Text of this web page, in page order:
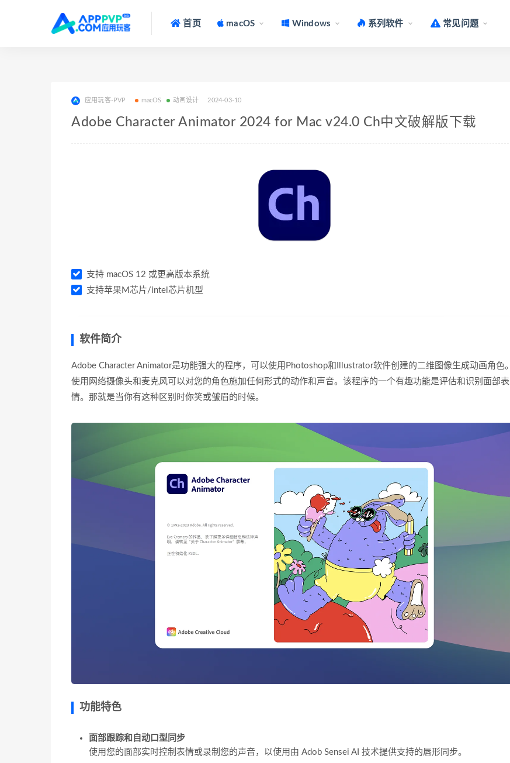
首页 macOS Windows 系列软件 常见问题
应用玩客-PVP macOS 动画设计 2024-03-10
Adobe Character Animator 2024 for Mac v24.0 Ch中文破解版下载
支持 macOS 12 或更高版本系统
支持苹果M芯片/intel芯片机型
软件简介
Adobe Character Animator是功能强大的程序，可以使用Photoshop和Illustrator软件创建的二维图像生成动画角色。
使用网络摄像头和麦克风可以对您的角色施加任何形式的动作和声音。该程序的一个有趣功能是评估和识别面部表
情。那就是当你有这种区别时你笑或皱眉的时候。
功能特色
面部跟踪和自动口型同步
使用您的面部实时控制表情或录制您的声音，以使用由 Adob Sensei AI 技术提供支持的唇形同步。